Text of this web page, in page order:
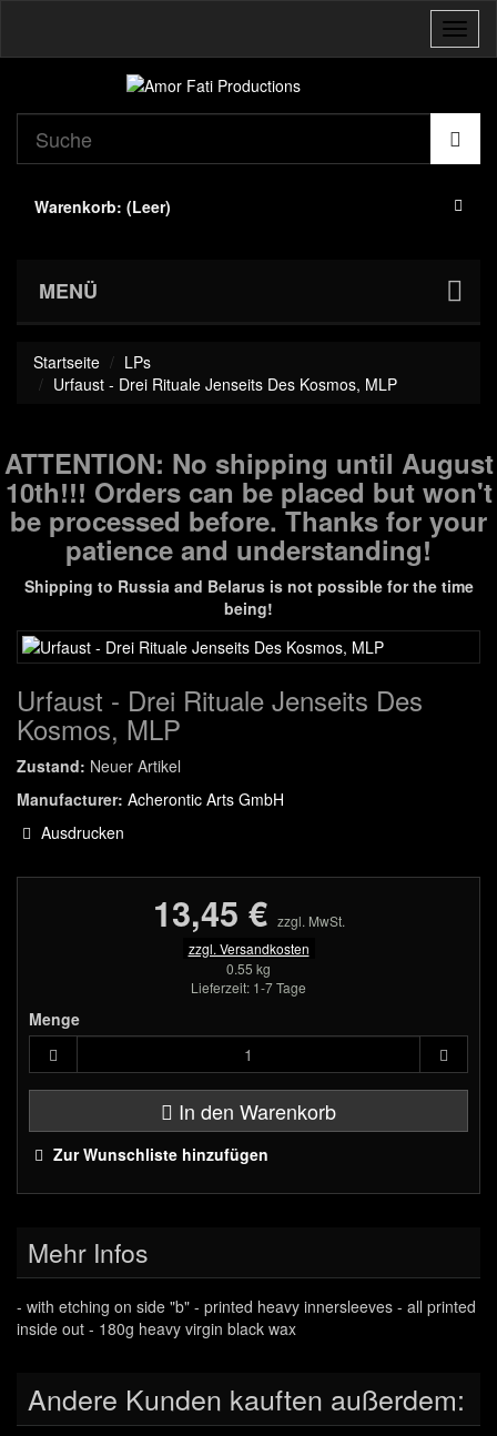
Warenkorb: (Leer)
MENÜ
Startseite
LPs
Urfaust - Drei Rituale Jenseits Des Kosmos, MLP
ATTENTION: No shipping until August
10th!!! Orders can be placed but won't
be processed before. Thanks for your
patience and understanding!
Shipping to Russia and Belarus is not possible for the time
being!
Urfaust - Drei Rituale Jenseits Des
Kosmos, MLP
Zustand: Neuer Artikel
Manufacturer: Acherontic Arts GmbH
Ausdrucken
13,45 € zzgl. MwSt.
zzgl. Versandkosten
0.55 kg
Lieferzeit: 1-7 Tage
Menge
In den Warenkorb
Zur Wunschliste hinzufügen
Mehr Infos
- with etching on side "b" - printed heavy innersleeves - all printed
inside out - 180g heavy virgin black wax
Andere Kunden kauften außerdem: